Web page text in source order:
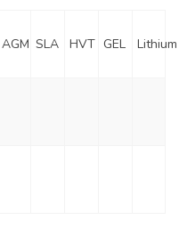
AGM SLA HVT GEL Lithium